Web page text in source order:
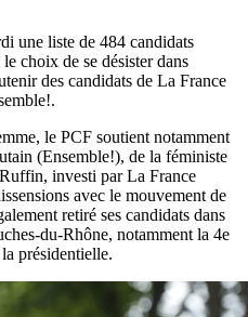
une liste de 484 candidats
choix de se désister dans
des candidats de La France
le PCF soutient notamment
(Ensemble!), de la féministe
investi par La France
avec le mouvement de
retiré ses candidats dans
du-Rhône, notamment la 4e
présidentielle.